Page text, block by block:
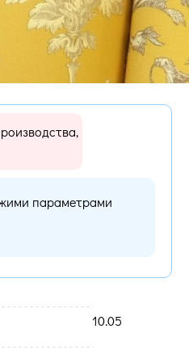
параметрами
10.05